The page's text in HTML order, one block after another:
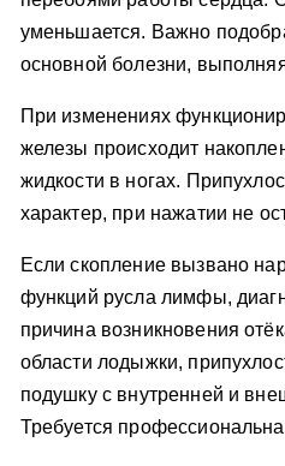
уменьшается. Важно
основной болезни,
При изменениях
железы происходит
жидкости в ногах.
характер, при нажатии не
Если скопление вызвано
функций русла лимфы,
причина возникновения
области лодыжки,
подушку с внутренней и
Требуется